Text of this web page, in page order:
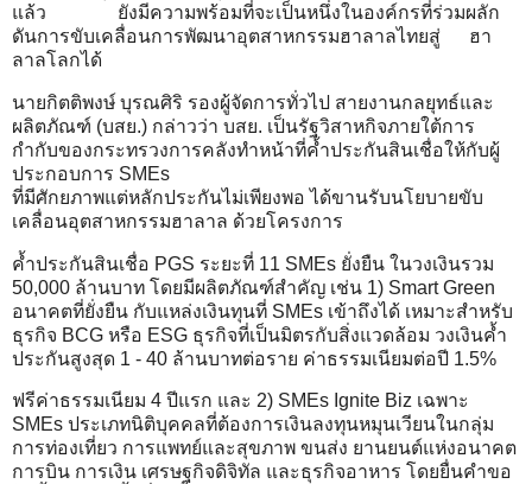
แล้ว ยังมีความพร้อมที่จะเป็นหนึ่งในองค์กรที่ร่วมผลัก
ดันการขับเคลื่อนการพัฒนาอุตสาหกรรมฮาลาลไทยสู่ ฮา
ลาลโลกได้
นายกิตติพงษ์ บุรณศิริ รองผู้จัดการทั่วไป สายงานกลยุทธ์และ
ผลิตภัณฑ์ (บสย.) กล่าวว่า บสย. เป็นรัฐวิสาหกิจภายใต้การ
กำกับของกระทรวงการคลังทำหน้าที่ค้ำประกันสินเชื่อให้กับผู้
ประกอบการ SMEs
ที่มีศักยภาพแต่หลักประกันไม่เพียงพอ ได้ขานรับนโยบายขับ
เคลื่อนอุตสาหกรรมฮาลาล ด้วยโครงการ
ค้ำประกันสินเชื่อ PGS ระยะที่ 11 SMEs ยั่งยืน ในวงเงินรวม
50,000 ล้านบาท โดยมีผลิตภัณฑ์สำคัญ เช่น 1) Smart Green
อนาคตที่ยั่งยืน กับแหล่งเงินทุนที่ SMEs เข้าถึงได้ เหมาะสำหรับ
ธุรกิจ BCG หรือ ESG ธุรกิจที่เป็นมิตรกับสิ่งแวดล้อม วงเงินค้ำ
ประกันสูงสุด 1 - 40 ล้านบาทต่อราย ค่าธรรมเนียมต่อปี 1.5%
ฟรีค่าธรรมเนียม 4 ปีแรก และ 2) SMEs Ignite Biz เฉพาะ
SMEs ประเภทนิติบุคคลที่ต้องการเงินลงทุนหมุนเวียนในกลุ่ม
การท่องเที่ยว การแพทย์และสุขภาพ ขนส่ง ยานยนต์แห่งอนาคต
การบิน การเงิน เศรษฐกิจดิจิทัล และธุรกิจอาหาร โดยยื่นคำขอ